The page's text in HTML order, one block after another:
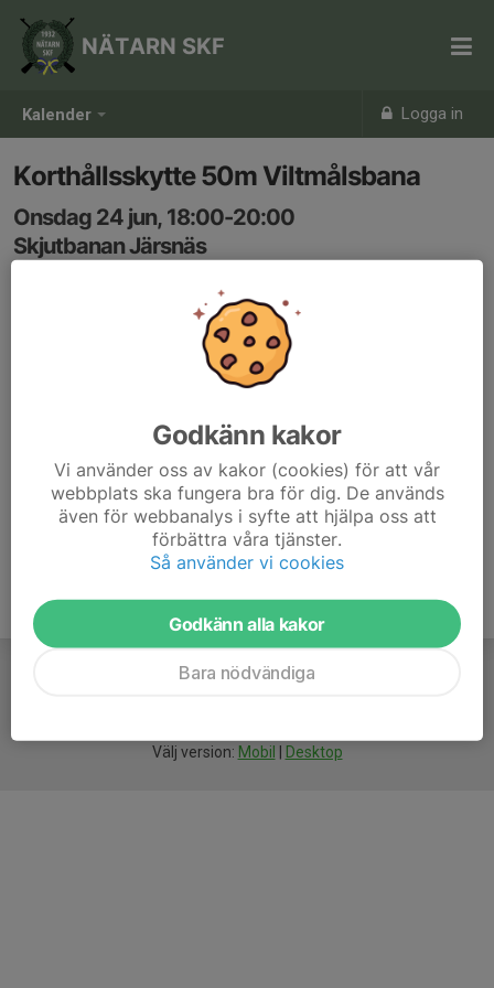
Kalender Logga in
NÄTARN SKF
Korthållsskytte 50m Viltmålsbana
Onsdag 24 jun, 18:00-20:00
Skjutbanan Järsnäs
Välj version: Mobil Desktop
Godkänn kakor
Vi använder oss av kakor (cookies) för att vår
webbplats ska fungera bra för dig. De används
även för webbanalys i syfte att hjälpa oss att
förbättra våra tjänster.
Så använder vi cookies
Godkänn alla kakor
Bara nödvändiga